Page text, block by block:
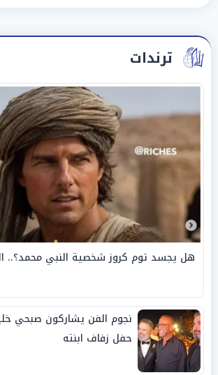
ترندات
هل يجسد توم كروز شخصية النبي محمد؟..
نجوم الفن يشاركون صبحي
حفل زفاف ابنته